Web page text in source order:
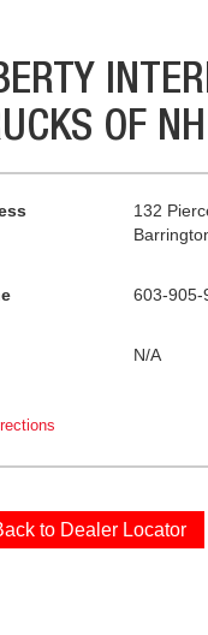
OF NH
132
603-905-
N/A
to Dealer Locator